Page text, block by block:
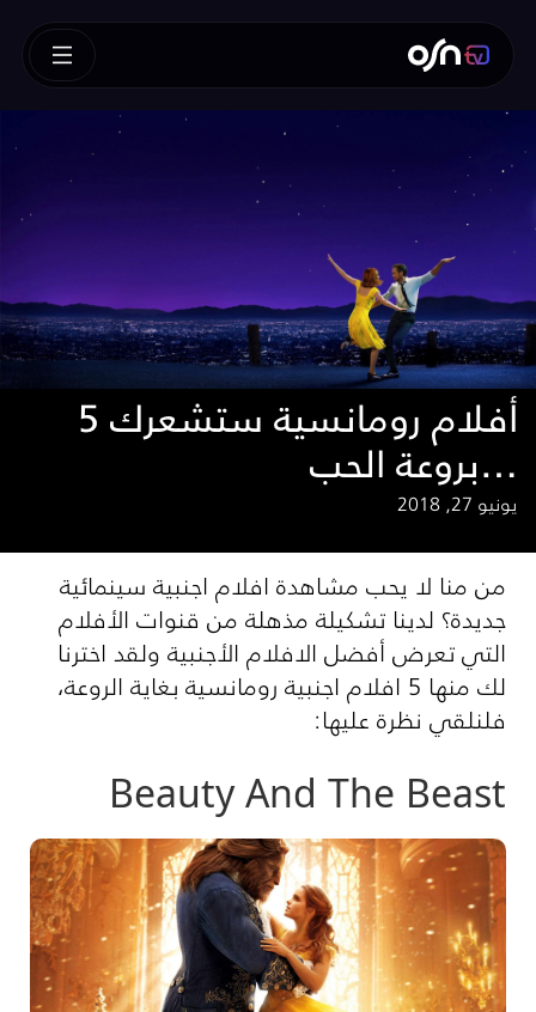
5 أفلام رومانسية ستشعرك
بروعة الحب…
يونيو 27, 2018
من منا لا يحب مشاهدة افلام اجنبية سينمائية
جديدة؟ لدينا تشكيلة مذهلة من قنوات الأفلام
التي تعرض أفضل الافلام الأجنبية ولقد اخترنا
لك منها 5 افلام اجنبية رومانسية بغاية الروعة،
فلنلقي نظرة عليها:
Beauty And The Beast